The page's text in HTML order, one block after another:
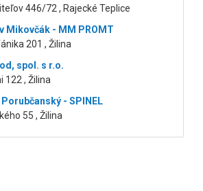
446/72 , Rajecké Teplice
Mikovčák - MM PROMT
201 , Žilina
spol. s r.o.
122 , Žilina
- SPINEL
55 , Žilina